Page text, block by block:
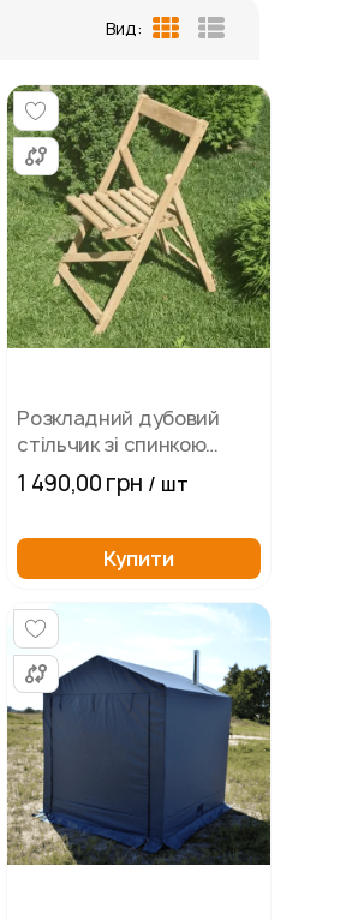
Вид:
Розкладний дубовий
стільчик зі спинкою
Троян для лазні та
відпочинку
1 490,00 грн / шт
Купити